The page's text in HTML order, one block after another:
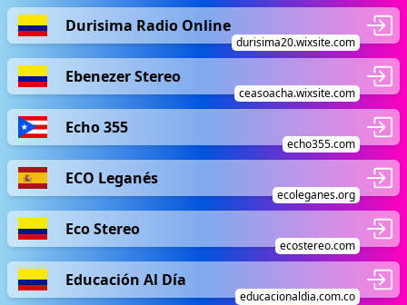
Durisima Radio Online
durisima20.wixsite.com
Ebenezer Stereo
ceasoacha.wixsite.com
Echo 355
echo355.com
ECO Leganés
ecoleganes.org
Eco Stereo
ecostereo.com
Educación Al Día
educacionaldia.com.co